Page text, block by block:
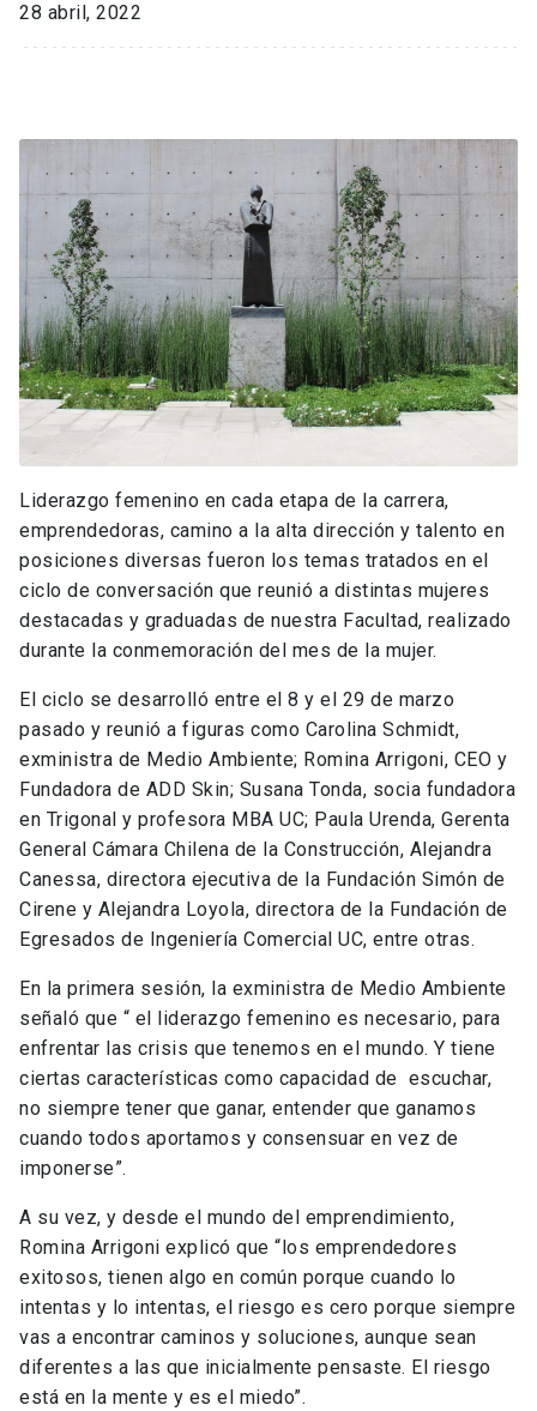
28 abril, 2022
Liderazgo femenino en cada etapa de la carrera,
emprendedoras, camino a la alta dirección y talento en
posiciones diversas fueron los temas tratados en el
ciclo de conversación que reunió a distintas mujeres
destacadas y graduadas de nuestra Facultad, realizado
durante la conmemoración del mes de la mujer.
El ciclo se desarrolló entre el 8 y el 29 de marzo
pasado y reunió a figuras como Carolina Schmidt,
exministra de Medio Ambiente; Romina Arrigoni, CEO y
Fundadora de ADD Skin; Susana Tonda, socia fundadora
en Trigonal y profesora MBA UC; Paula Urenda, Gerenta
General Cámara Chilena de la Construcción, Alejandra
Canessa, directora ejecutiva de la Fundación Simón de
Cirene y Alejandra Loyola, directora de la Fundación de
Egresados de Ingeniería Comercial UC, entre otras.
En la primera sesión, la exministra de Medio Ambiente
señaló que “ el liderazgo femenino es necesario, para
enfrentar las crisis que tenemos en el mundo. Y tiene
ciertas características como capacidad de escuchar,
no siempre tener que ganar, entender que ganamos
cuando todos aportamos y consensuar en vez de
imponerse”.
A su vez, y desde el mundo del emprendimiento,
Romina Arrigoni explicó que “los emprendedores
exitosos, tienen algo en común porque cuando lo
intentas y lo intentas, el riesgo es cero porque siempre
vas a encontrar caminos y soluciones, aunque sean
diferentes a las que inicialmente pensaste. El riesgo
está en la mente y es el miedo”.